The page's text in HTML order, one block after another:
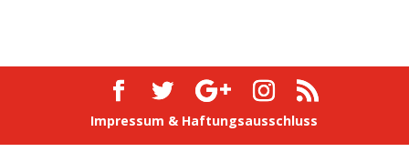
Impressum & Haftungsausschluss